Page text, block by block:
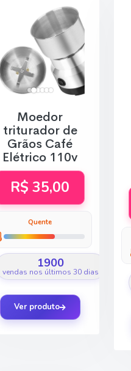
Moedor
triturador de
Grãos Café
Elétrico 110v
R$ 35,00
Quente
1900
vendas nos últimos 30 dias
Ver produto